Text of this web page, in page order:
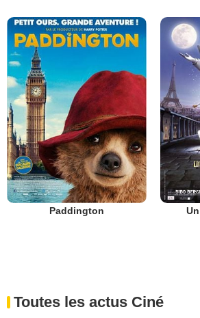
Paddington
Toutes les actus Ciné